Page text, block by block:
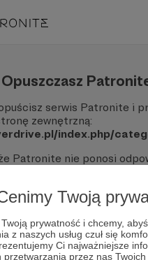
Twoją
prywatność i chcemy,
z naszych usług czuł się
Ci najważniejsze
przetwarzania przez nas Twoich
serwis Patronite i
zewnętrzną:
index.php/
Patronite nie ponosi
swoich danych
na podjerzanych
dokładnie adres URL, zanim
do strony".
wątpliwości, wróć do